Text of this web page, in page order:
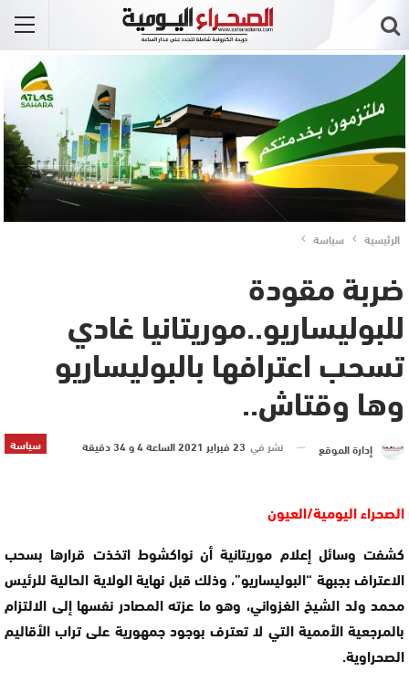
الرئيسية سياسة
ضربة مقودة
للبوليساريو..موريتانيا غادي
تسحب اعترافها بالبوليساريو
وها وقتاش..
سياسة إدارة الموقع نشر في 23 فبراير 2021 الساعة 4 و 34 دقيقة
الصحراء اليومية/العيون
كشفت وسائل إعلام موريتانية أن نواكشوط اتخذت قرارها بسحب
الاعتراف بجبهة “البوليساريو”، وذلك قبل نهاية الولاية الحالية للرئيس
محمد ولد الشيخ الغزواني، وهو ما عزته المصادر نفسها إلى الالتزام
بالمرجعية الأممية التي لا تعترف بوجود جمهورية على تراب الأقاليم
الصحراوية.